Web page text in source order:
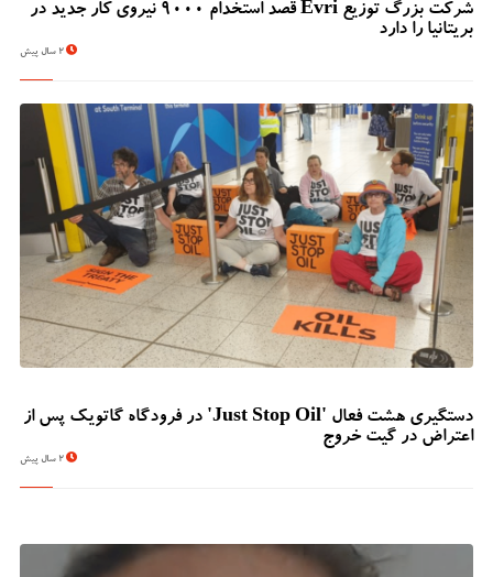
شرکت بزرگ توزیع Evri قصد استخدام ۹۰۰۰ نیروی کار جدید در
بریتانیا را دارد
2 سال پیش
دستگیری هشت فعال 'Just Stop Oil' در فرودگاه گاتویک پس از
اعتراض در گیت خروج
2 سال پیش